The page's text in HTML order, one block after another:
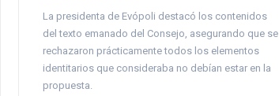
La presidenta de Evópoli destacó los contenidos
del texto emanado del Consejo, asegurando que se
rechazaron prácticamente todos los elementos
identitarios que consideraba no debían estar en la
propuesta.